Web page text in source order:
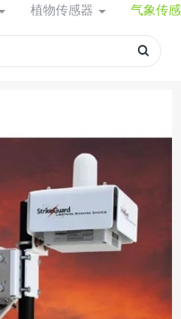
植物传感器 气象传